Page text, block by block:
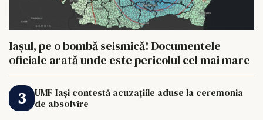
Iașul, pe o bombă seismică! Documentele
oficiale arată unde este pericolul cel mai mare
UMF Iași contestă acuzațiile aduse la ceremonia
de absolvire